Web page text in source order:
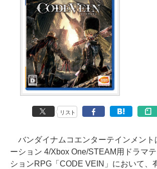
リスト
バンダイナムコエンターテインメント
ーション 4/Xbox One/STEAM用ドラマ
ションRPG「CODE VEIN」において、